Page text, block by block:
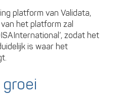
platform van Validata,
het platform zal
zodat het
is waar het